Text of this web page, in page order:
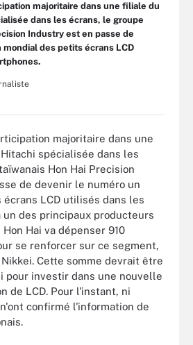
majoritaire dans une filiale du
dans les écrans, le groupe
Industry est en passe de
des petits écrans LCD
majoritaire dans une
spécialisée dans les
Hon Hai Precision
de devenir le numéro un
LCD utilisés dans les
un des principaux producteurs
Hai va dépenser 910
se renforcer sur ce segment,
Cette somme devrait être
pour investir dans une nouvelle
de LCD. Pour l'instant, ni
confirmé l'information de